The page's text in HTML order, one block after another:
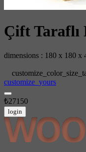
Çift Taraflı
dimensions : 180 x 180 x
customize_yours
₺27150
login